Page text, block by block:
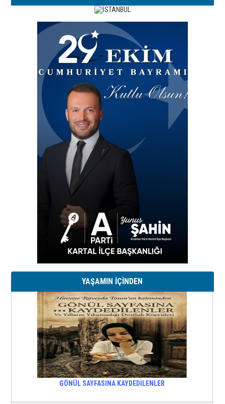
YAŞAMIN İÇİNDEN
GÖNÜL SAYFASINA KAYDEDİLENLER